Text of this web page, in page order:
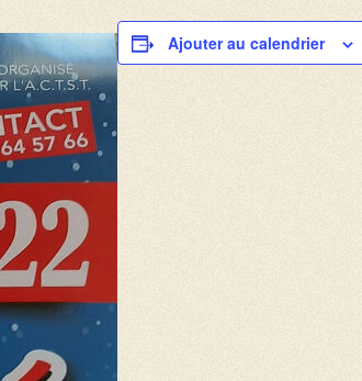
Ajouter au calendrier